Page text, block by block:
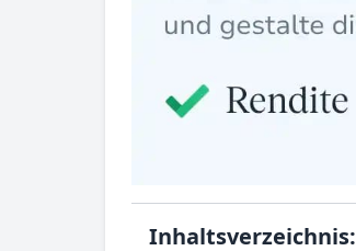
Inhaltsverzeichnis: